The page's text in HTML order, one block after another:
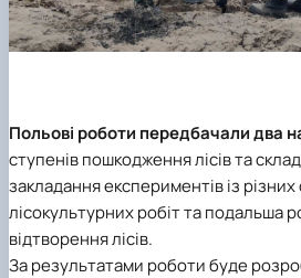
Польові роботи передбачали два
ступенів пошкодження лісів та
закладання експериментів із
лісокультурних робіт та подальша
відтворення лісів.
За результатами роботи буде